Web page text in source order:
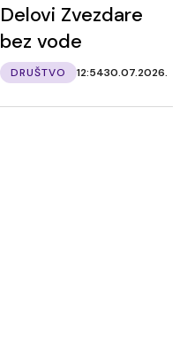
Delovi Zvezdare
bez vode
DRUŠTVO 12:5430.07.2026.